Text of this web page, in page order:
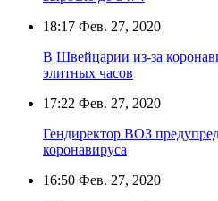
18:17 Фев. 27, 2020
В Швейцарии из-за
элитных часов
17:22 Фев. 27, 2020
Гендиректор ВОЗ
коронавируса
16:50 Фев. 27, 2020